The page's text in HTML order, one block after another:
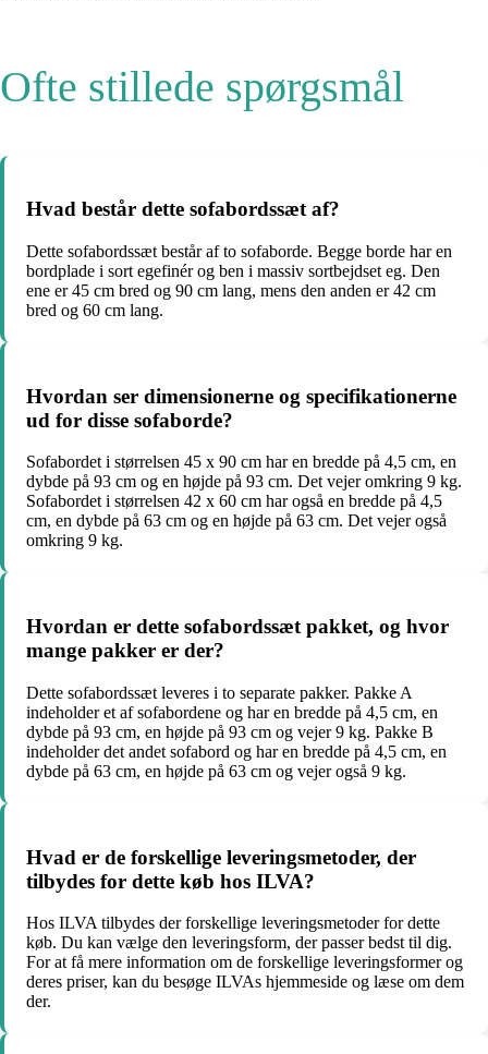
Ofte stillede spørgsmål
Hvad består dette sofabordssæt af?
Dette sofabordssæt består af to sofaborde. Begge borde har en
bordplade i sort egefinér og ben i massiv sortbejdset eg. Den
ene er 45 cm bred og 90 cm lang, mens den anden er 42 cm
bred og 60 cm lang.
Hvordan ser dimensionerne og specifikationerne
ud for disse sofaborde?
Sofabordet i størrelsen 45 x 90 cm har en bredde på 4,5 cm, en
dybde på 93 cm og en højde på 93 cm. Det vejer omkring 9 kg.
Sofabordet i størrelsen 42 x 60 cm har også en bredde på 4,5
cm, en dybde på 63 cm og en højde på 63 cm. Det vejer også
omkring 9 kg.
Hvordan er dette sofabordssæt pakket, og hvor
mange pakker er der?
Dette sofabordssæt leveres i to separate pakker. Pakke A
indeholder et af sofabordene og har en bredde på 4,5 cm, en
dybde på 93 cm, en højde på 93 cm og vejer 9 kg. Pakke B
indeholder det andet sofabord og har en bredde på 4,5 cm, en
dybde på 63 cm, en højde på 63 cm og vejer også 9 kg.
Hvad er de forskellige leveringsmetoder, der
tilbydes for dette køb hos ILVA?
Hos ILVA tilbydes der forskellige leveringsmetoder for dette
køb. Du kan vælge den leveringsform, der passer bedst til dig.
For at få mere information om de forskellige leveringsformer og
deres priser, kan du besøge ILVAs hjemmeside og læse om dem
der.